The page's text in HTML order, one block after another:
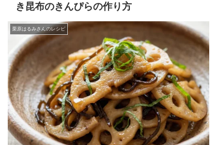
き昆布のきんぴらの作り方
栗原はるみさんのレシピ